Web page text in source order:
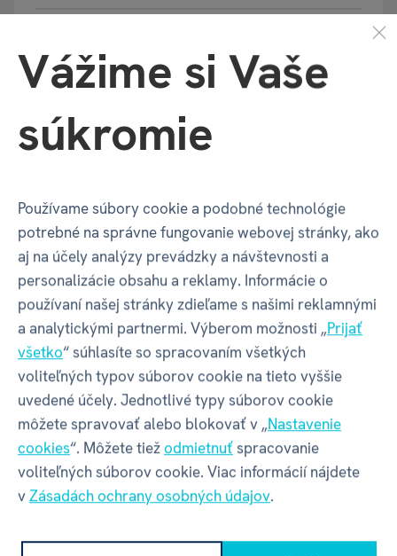
Balenie produktu
Šírka balenia
Výška balenia 119 mm
Váha balenia
GPSR - Výrobca
Název ALBI s.r.o.
Adresa
Oravská ulica 8557/22 | Žilina |
Vážime si Vaše
súkromie
Používame súbory cookie a podobné technológie
potrebné na správne fungovanie webovej stránky, ako
aj na účely analýzy prevádzky a návštevnosti a
personalizácie obsahu a reklamy. Informácie o
používaní našej stránky zdieľame s našimi reklamnými
a analytickými partnermi. Výberom možnosti „Prijať
všetko“ súhlasíte so spracovaním všetkých
voliteľných typov súborov cookie na tieto vyššie
uvedené účely. Jednotlivé typy súborov cookie
môžete spravovať alebo blokovať v „Nastavenie
cookies“. Môžete tiežodmietnuťspracovanie
voliteľných súborov cookie. Viac informácií nájdete
vZásadách ochrany osobných údajov.